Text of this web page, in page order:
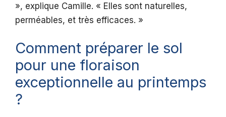
», explique Camille. « Elles sont naturelles,
perméables, et très efficaces. »
Comment préparer le sol
pour une floraison
exceptionnelle au printemps
?